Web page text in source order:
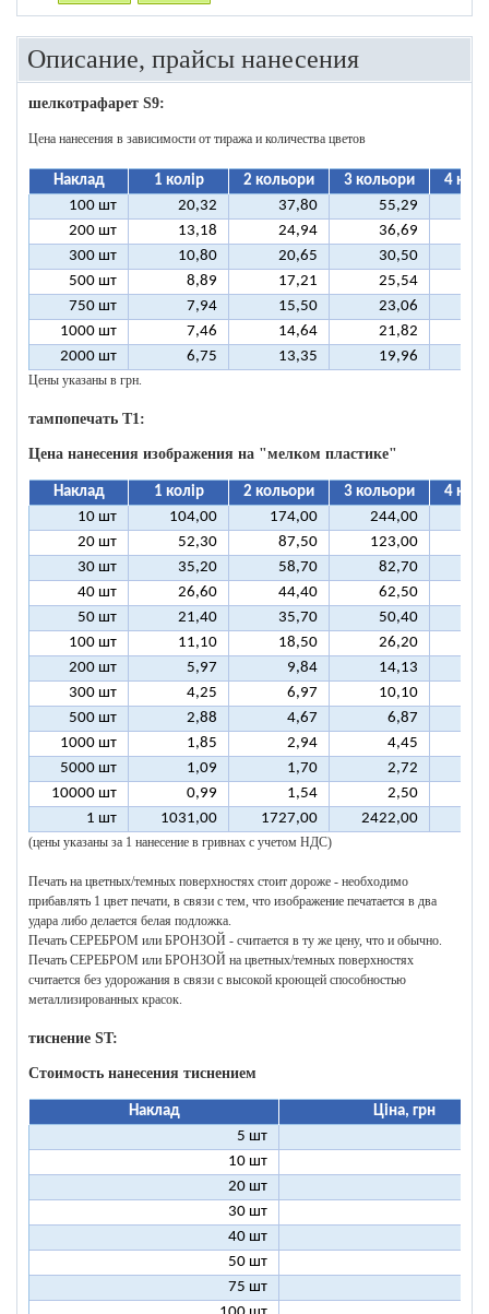
Описание, прайсы нанесения
шелкотрафарет S9:
Цена нанесения в зависимости от тиража и количества цветов
Наклад 1 колір 2 кольори 3 кольори
4
100 шт
20,32 37,80 55,29
200 шт
13,18 24,94 36,69
300 шт
10,80 20,65 30,50
500 шт
8,89 17,21 25,54
750 шт
7,94 15,50 23,06
1000 шт
7,46 14,64 21,82
2000 шт
6,75 13,35 19,96
Цены указаны в грн.
тампопечать T1:
Цена нанесения изображения на "мелком пластике"
Наклад 1 колір 2 кольори 3 кольори
4
10 шт
104,00 174,00 244,00
20 шт
52,30 87,50 123,00
30 шт
35,20 58,70 82,70
40 шт
26,60 44,40 62,50
50 шт
21,40 35,70 50,40
100 шт
11,10 18,50 26,20
200 шт
5,97 9,84 14,13
300 шт
4,25 6,97 10,10
500 шт
2,88 4,67 6,87
1000 шт
1,85 2,94 4,45
5000 шт
1,09 1,70 2,72
10000 шт
0,99 1,54 2,50
1 шт
1031,00 1727,00 2422,00
(цены указаны за 1 нанесение в гривнах с учетом НДС)
Печать на цветных/темных поверхностях стоит дороже - необходимо
прибавлять 1 цвет печати, в связи с тем, что изображение печатается в два
удара либо делается белая подложка.
Печать СЕРЕБРОМ или БРОНЗОЙ - считается в ту же цену, что и обычно.
Печать СЕРЕБРОМ или БРОНЗОЙ на цветных/темных поверхностях
считается без удорожания в связи с высокой кроющей способностью
металлизированных красок.
тиснение ST:
Стоимость нанесения тиснением
Наклад
Ціна, грн
5 шт
10 шт
20 шт
30 шт
40 шт
50 шт
75 шт